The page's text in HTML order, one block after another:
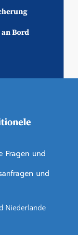
Bord
Fragen und
und
Niederlande